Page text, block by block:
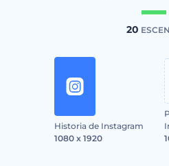
20
Historia de Instagram
1080 x 1920